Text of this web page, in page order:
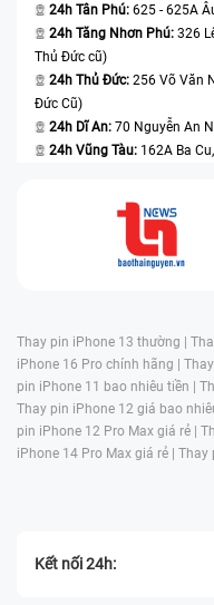
24h Tân Phú: 625 - 625A
24h Tăng Nhơn Phú: 326
Thủ Đức cũ)
24h Thủ Đức: 256 Võ Văn
Đức Cũ)
24h Dĩ An: 70 Nguyễn An
24h Vũng Tàu: 162A Ba
Thay pin iPhone 13 thường |
iPhone 16 Pro chính hãng |
pin iPhone 11 bao nhiêu tiền |
Thay pin iPhone 12 giá bao
pin iPhone 12 Pro Max giá rẻ |
iPhone 14 Pro Max giá rẻ | Thay
Kết nối 24h: